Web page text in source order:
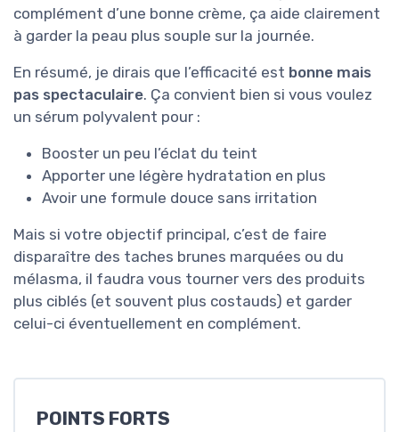
complément d’une bonne crème, ça aide clairement
à garder la peau plus souple sur la journée.
En résumé, je dirais que l’efficacité est bonne mais
pas spectaculaire. Ça convient bien si vous voulez
un sérum polyvalent pour :
Booster un peu l’éclat du teint
Apporter une légère hydratation en plus
Avoir une formule douce sans irritation
Mais si votre objectif principal, c’est de faire
disparaître des taches brunes marquées ou du
mélasma, il faudra vous tourner vers des produits
plus ciblés (et souvent plus costauds) et garder
celui-ci éventuellement en complément.
POINTS FORTS